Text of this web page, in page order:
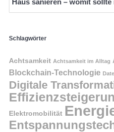
Haus sanieren – womit
Schlagwörter
Achtsamkeit Achtsamkeit im Alltag
Blockchain-Technologie
Digitale
Elektromobilität